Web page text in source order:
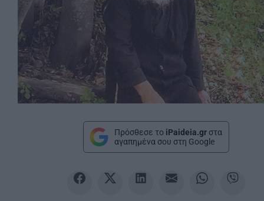
Πρόσθεσε το iPaideia.gr στα
αγαπημένα σου στη Google